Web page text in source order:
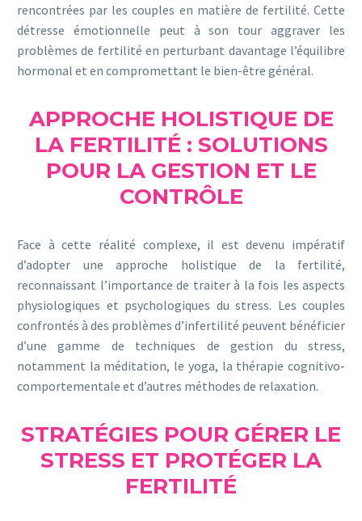
rencontrées par les couples en matière de fertilité. Cette
détresse émotionnelle peut à son tour aggraver les
problèmes de fertilité en perturbant davantage l’équilibre
hormonal et en compromettant le bien-être général.
APPROCHE HOLISTIQUE DE
LA FERTILITÉ : SOLUTIONS
POUR LA GESTION ET LE
CONTRÔLE
Face à cette réalité complexe, il est devenu impératif
d’adopter une approche holistique de la fertilité,
reconnaissant l’importance de traiter à la fois les aspects
physiologiques et psychologiques du stress. Les couples
confrontés à des problèmes d’infertilité peuvent bénéficier
d’une gamme de techniques de gestion du stress,
notamment la méditation, le yoga, la thérapie cognitivo-
comportementale et d’autres méthodes de relaxation.
STRATÉGIES POUR GÉRER LE
STRESS ET PROTÉGER LA
FERTILITÉ